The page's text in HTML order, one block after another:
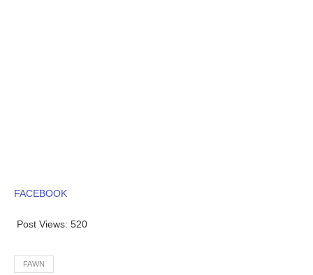
FACEBOOK
Post Views: 520
FAWN